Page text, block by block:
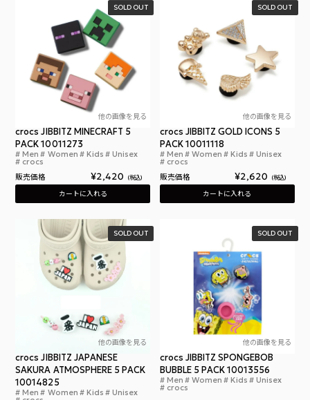
他の画像を見る
クロックス マインクラフト ジビッツ 5 パック シ
crocs JIBBITZ MINECRAFT 5
PACK 10011273
Men Women Kids Unisex
crocs
販売価格 ¥2,420 税込
SOLD OUT
カートに入れる
他の画像を見る
crocs JIBBITZ GOLD ICONS 5
PACK 10011118
Men Women Kids Unisex
crocs
販売価格 ¥2,620 税込
SOLD OUT
カートに入れる
他の画像を見る
crocs JIBBITZ JAPANESE
SAKURA ATMOSPHERE 5 PACK
10014825
Men Women Kids Unisex
SOLD OUT
他の画像を見る
crocs JIBBITZ SPONGEBOB
BUBBLE 5 PACK 10013556
Men Women Kids Unisex
crocs
SOLD OUT